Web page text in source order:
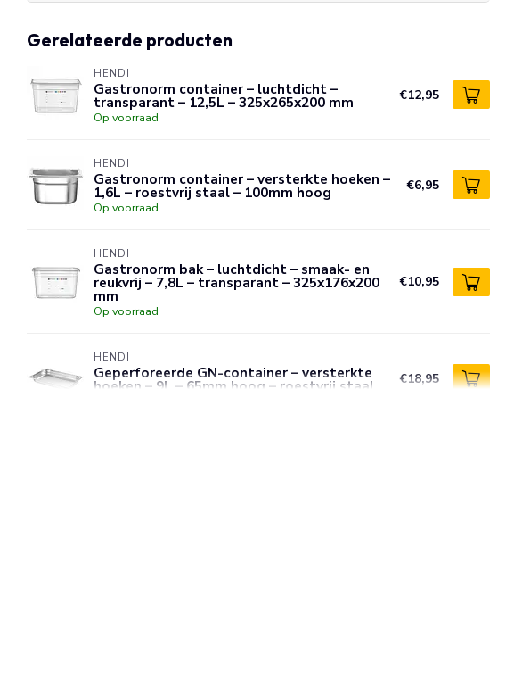
Gerelateerde producten
HENDI
Gastronorm container – luchtdicht –
transparant – 12,5L – 325x265x200 mm
Op voorraad
€12,95
HENDI
Gastronorm container – versterkte hoeken –
1,6L – roestvrij staal – 100mm hoog
Op voorraad
€6,95
HENDI
Gastronorm bak – luchtdicht – smaak- en
reukvrij – 7,8L – transparant – 325x176x200
mm
Op voorraad
€10,95
HENDI
Geperforeerde GN-container – versterkte
hoeken – 9L – 65mm hoog – roestvrij staal €18,95